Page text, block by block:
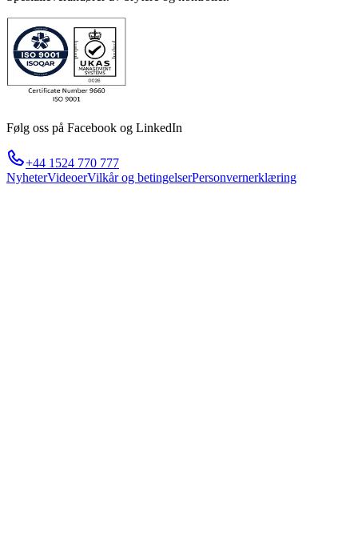
Følg oss på Facebook og LinkedIn
+44 1524 770 777
NyheterVideoerVilkår og betingelserPersonvernerklæring